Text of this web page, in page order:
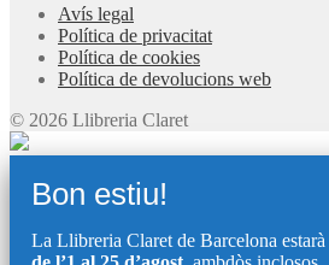
Avís legal
Política de privacitat
Política de cookies
Política de devolucions web
© 2026 Llibreria Claret
Bon estiu!
La Llibreria Claret de Barcelona estarà